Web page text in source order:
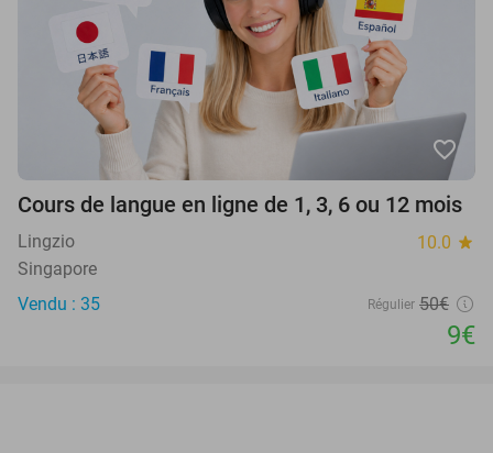
favorite_border
Cours de langue en ligne de 1, 3, 6 ou 12 mois
Lingzio 10.0 star
Singapore
Vendu : 35
Régulier 50€
9€